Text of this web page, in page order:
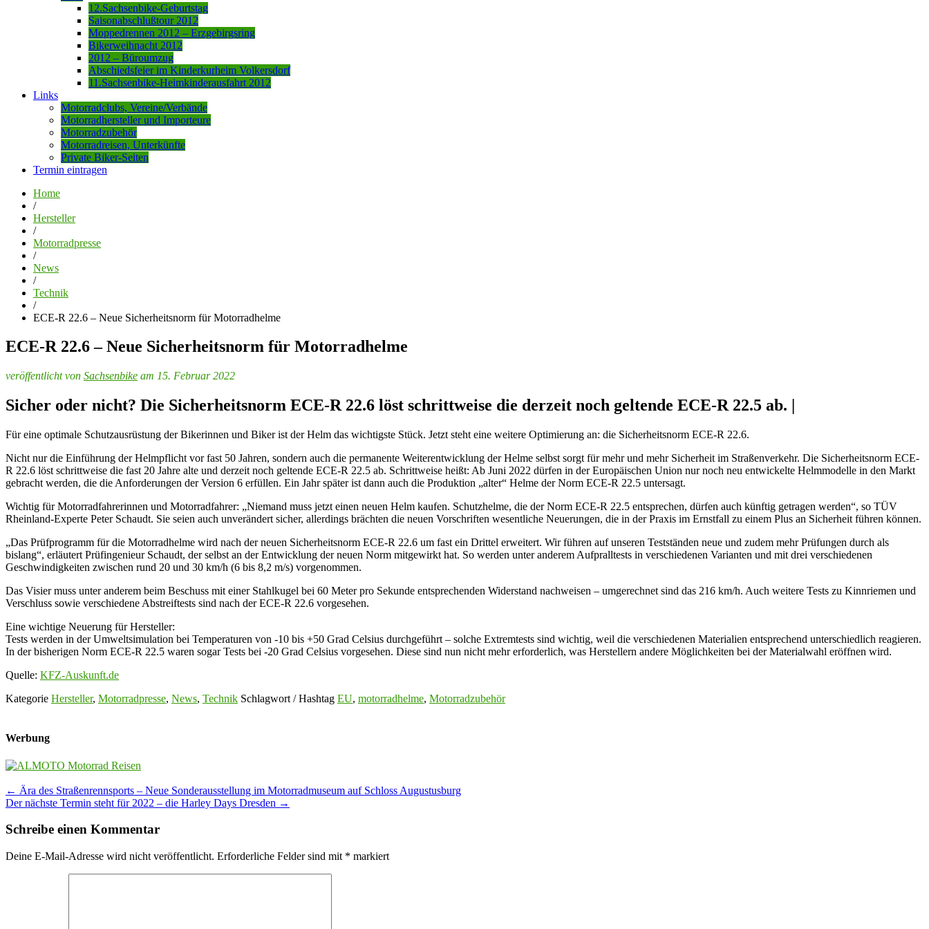
12.Sachsenbike-Geburtstag
Saisonabschlußtour 2012
Moppedrennen 2012 – Erzgebirgsring
Bikerweihnacht 2012
2012 – Büroumzug
Abschiedsfeier im Kinderkurheim Volkersdorf
11.Sachsenbike-Heimkinderausfahrt 2012
Links
Motorradclubs, Vereine/Verbände
Motorradhersteller und Importeure
Motorradzubehör
Motorradreisen, Unterkünfte
Private Biker-Seiten
Termin eintragen
Home
/
Hersteller
/
Motorradpresse
/
News
/
Technik
/
ECE-R 22.6 – Neue Sicherheitsnorm für Motorradhelme
ECE-R 22.6 – Neue Sicherheitsnorm für Motorradhelme
veröffentlicht von Sachsenbike am 15. Februar 2022
Sicher oder nicht? Die Sicherheitsnorm ECE-R 22.6 löst schrittweise die derzeit noch geltende ECE-R 22.5 ab. |
Für eine optimale Schutzausrüstung der Bikerinnen und Biker ist der Helm das wichtigste Stück. Jetzt steht eine weitere Optimierung an: die Sicherheitsnorm ECE-R 22.6.
Nicht nur die Einführung der Helmpflicht vor fast 50 Jahren, sondern auch die permanente Weiterentwicklung der Helme selbst sorgt für mehr und mehr Sicherheit im Straßenverkehr. Die Sicherheitsnorm ECE-
R 22.6 löst schrittweise die fast 20 Jahre alte und derzeit noch geltende ECE-R 22.5 ab. Schrittweise heißt: Ab Juni 2022 dürfen in der Europäischen Union nur noch neu entwickelte Helmmodelle in den Markt
gebracht werden, die die Anforderungen der Version 6 erfüllen. Ein Jahr später ist dann auch die Produktion „alter“ Helme der Norm ECE-R 22.5 untersagt.
Wichtig für Motorradfahrerinnen und Motorradfahrer: „Niemand muss jetzt einen neuen Helm kaufen. Schutzhelme, die der Norm ECE-R 22.5 entsprechen, dürfen auch künftig getragen werden“, so TÜV
Rheinland-Experte Peter Schaudt. Sie seien auch unverändert sicher, allerdings brächten die neuen Vorschriften wesentliche Neuerungen, die in der Praxis im Ernstfall zu einem Plus an Sicherheit führen können.
„Das Prüfprogramm für die Motorradhelme wird nach der neuen Sicherheitsnorm ECE-R 22.6 um fast ein Drittel erweitert. Wir führen auf unseren Testständen neue und zudem mehr Prüfungen durch als
bislang“, erläutert Prüfingenieur Schaudt, der selbst an der Entwicklung der neuen Norm mitgewirkt hat. So werden unter anderem Aufpralltests in verschiedenen Varianten und mit drei verschiedenen
Geschwindigkeiten zwischen rund 20 und 30 km/h (6 bis 8,2 m/s) vorgenommen.
Das Visier muss unter anderem beim Beschuss mit einer Stahlkugel bei 60 Meter pro Sekunde entsprechenden Widerstand nachweisen – umgerechnet sind das 216 km/h. Auch weitere Tests zu Kinnriemen und
Verschluss sowie verschiedene Abstreiftests sind nach der ECE-R 22.6 vorgesehen.
Eine wichtige Neuerung für Hersteller:
Tests werden in der Umweltsimulation bei Temperaturen von -10 bis +50 Grad Celsius durchgeführt – solche Extremtests sind wichtig, weil die verschiedenen Materialien entsprechend unterschiedlich reagieren.
In der bisherigen Norm ECE-R 22.5 waren sogar Tests bei -20 Grad Celsius vorgesehen. Diese sind nun nicht mehr erforderlich, was Herstellern andere Möglichkeiten bei der Materialwahl eröffnen wird.
Quelle: KFZ-Auskunft.de
Kategorie Hersteller, Motorradpresse, News, Technik Schlagwort / Hashtag EU, motorradhelme, Motorradzubehör
Werbung
Post
navigation
← Ära des Straßenrennsports – Neue Sonderausstellung im Motorradmuseum auf Schloss Augustusburg
Der nächste Termin steht für 2022 – die Harley Days Dresden →
Schreibe einen Kommentar
Deine E-Mail-Adresse wird nicht veröffentlicht. Erforderliche Felder sind mit * markiert